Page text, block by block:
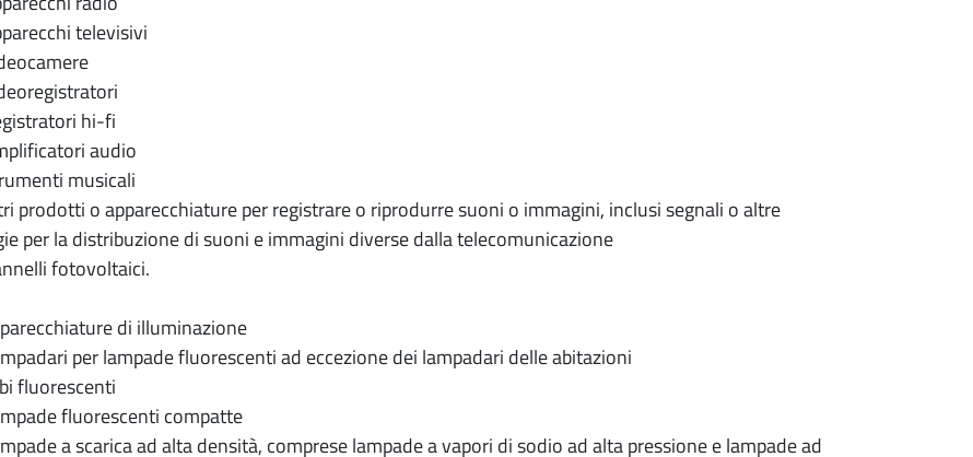
televisivi
hi-fi
audio
musicali
o apparecchiature per registrare o riprodurre suoni o immagini, inclusi segnali o altre
per la distribuzione di suoni e immagini diverse dalla telecomunicazione
fotovoltaici.
di illuminazione
per lampade fluorescenti ad eccezione dei lampadari delle abitazioni
fluorescenti
fluorescenti compatte
a scarica ad alta densità, comprese lampade a vapori di sodio ad alta pressione e lampade ad